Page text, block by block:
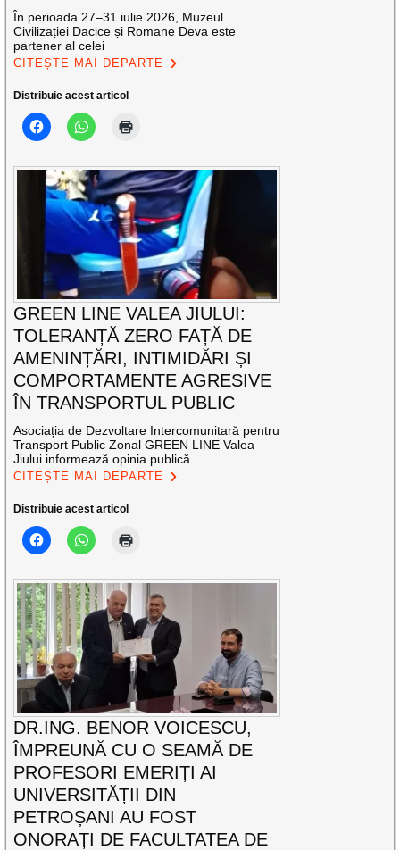
În perioada 27–31 iulie 2026, Muzeul
Civilizației Dacice și Romane Deva este
partener al celei
CITEȘTE MAI DEPARTE
Distribuie acest articol
GREEN LINE VALEA JIULUI:
TOLERANȚĂ ZERO FAȚĂ DE
AMENINȚĂRI, INTIMIDĂRI ȘI
COMPORTAMENTE AGRESIVE
ÎN TRANSPORTUL PUBLIC
Asociația de Dezvoltare Intercomunitară pentru
Transport Public Zonal GREEN LINE Valea
Jiului informează opinia publică
CITEȘTE MAI DEPARTE
Distribuie acest articol
DR.ING. BENOR VOICESCU,
ÎMPREUNĂ CU O SEAMĂ DE
PROFESORI EMERIȚI AI
UNIVERSITĂȚII DIN
PETROȘANI AU FOST
ONORAȚI DE FACULTATEA DE